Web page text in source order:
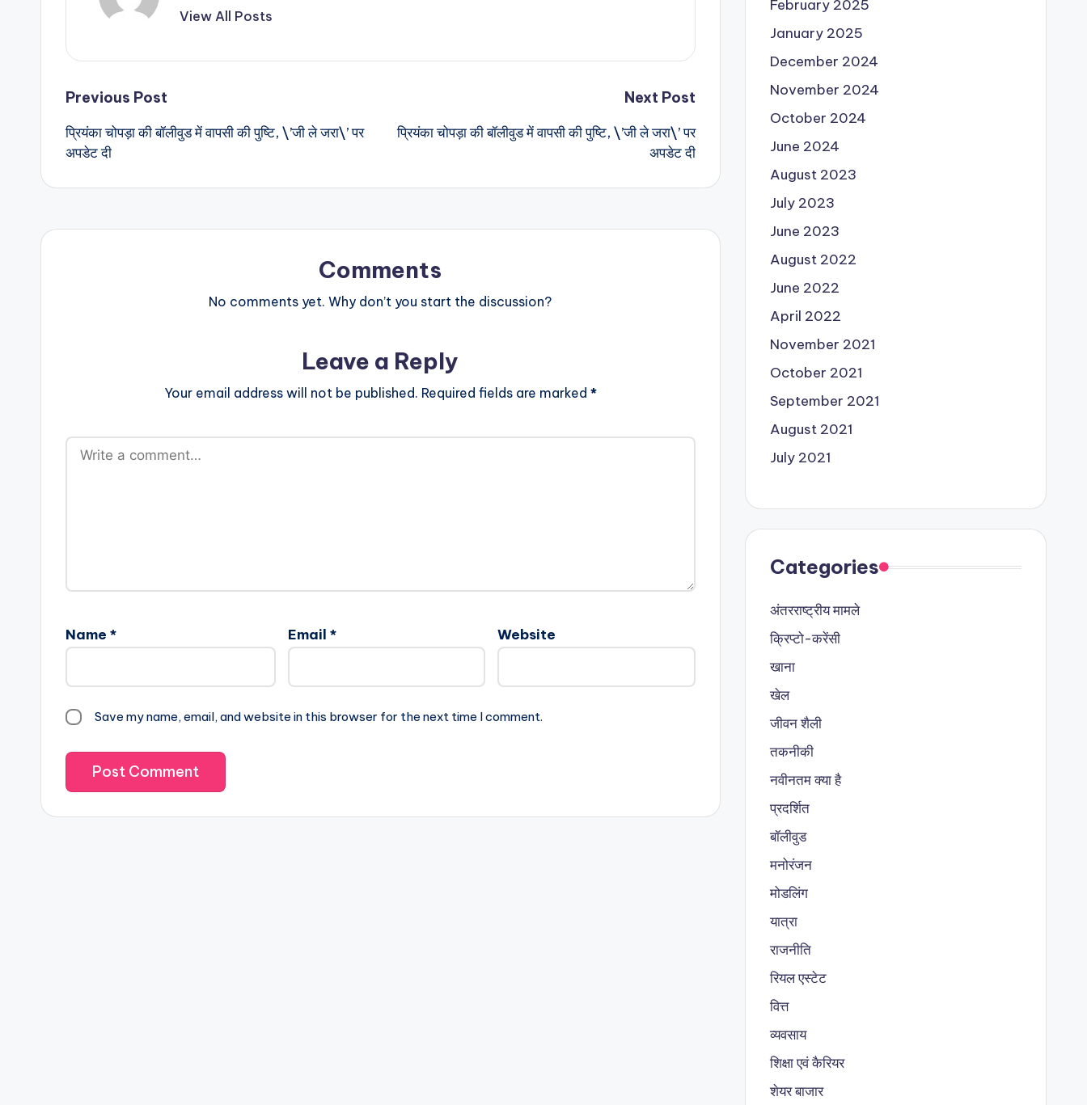
View All Posts
Post
navigation
Previous Post
प्रियंका चोपड़ा की बॉलीवुड में वापसी की पुष्टि, \’जी ले जरा\’ पर
अपडेट दी
Next Post
प्रियंका चोपड़ा की बॉलीवुड में वापसी की पुष्टि, \’जी ले जरा\’ पर
अपडेट दी
Comments
No comments yet. Why don’t you start the discussion?
Leave a Reply
Your email address will not be published. Required fields are marked *
Name * Email * Website
Save my name, email, and website in this browser for the next time I comment.
February 2025
January 2025
December 2024
November 2024
October 2024
June 2024
August 2023
July 2023
June 2023
August 2022
June 2022
April 2022
November 2021
October 2021
September 2021
August 2021
July 2021
Categories
अंतरराष्ट्रीय मामले
क्रिप्टो-करेंसी
खाना
खेल
जीवन शैली
तकनीकी
नवीनतम क्या है
प्रदर्शित
बॉलीवुड
मनोरंजन
मोडलिंग
यात्रा
राजनीति
रियल एस्टेट
वित्त
व्यवसाय
शिक्षा एवं कैरियर
शेयर बाजार